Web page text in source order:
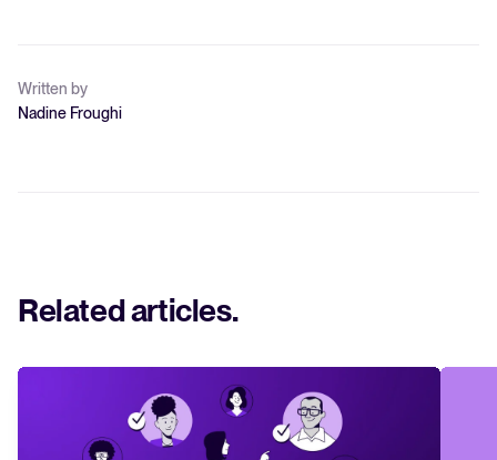
Written by
Nadine Froughi
Related articles.